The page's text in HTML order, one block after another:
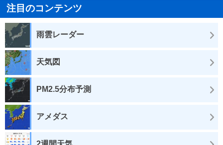
注目のコンテンツ
雨雲レーダー
天気図
PM2.5分布予測
アメダス